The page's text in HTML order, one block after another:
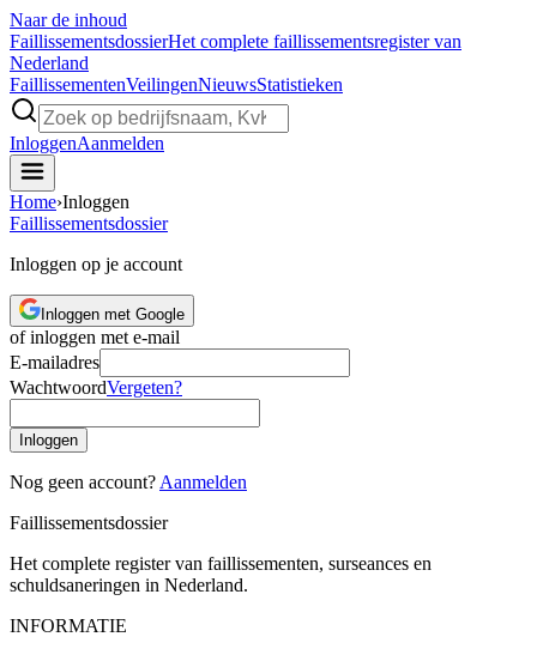
Naar de inhoud
FaillissementsdossierHet complete faillissementsregister van
Nederland
FaillissementenVeilingenNieuwsStatistieken
InloggenAanmelden
Home›Inloggen
Faillissementsdossier
Inloggen op je account
Inloggen met Google
of inloggen met e-mail
E-mailadres
WachtwoordVergeten?
Inloggen
Nog geen account? Aanmelden
Faillissementsdossier
Het complete register van faillissementen, surseances en
schuldsaneringen in Nederland.
INFORMATIE